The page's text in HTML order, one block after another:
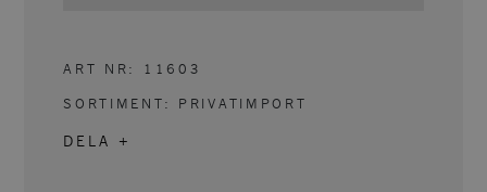
ART NR: 11603
SORTIMENT: PRIVATIMPORT
DELA +